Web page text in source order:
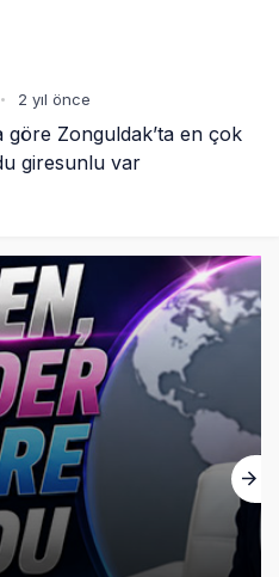
• 2 yıl önce
göre Zonguldak’ta en çok
giresunlu var